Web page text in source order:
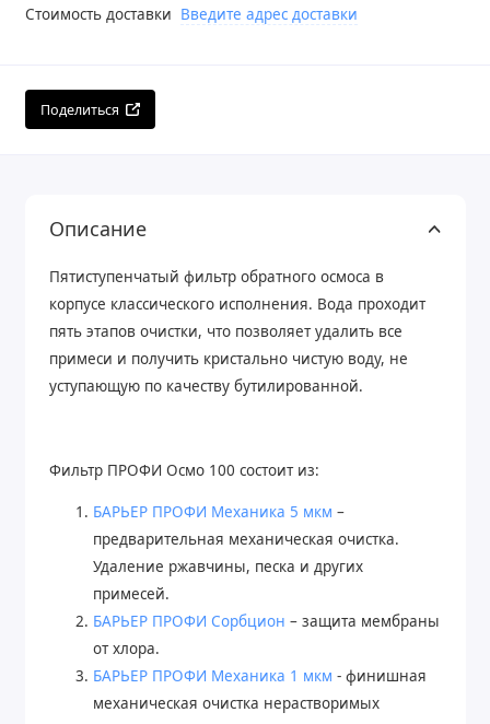
Стоимость доставки Введите адрес доставки
Поделиться
Описание
Пятиступенчатый фильтр обратного осмоса в
корпусе классического исполнения. Вода проходит
пять этапов очистки, что позволяет удалить все
примеси и получить кристально чистую воду, не
уступающую по качеству бутилированной.
Фильтр ПРОФИ Осмо 100 состоит из:
БАРЬЕР ПРОФИ Механика 5 мкм –
предварительная механическая очистка.
Удаление ржавчины, песка и других
примесей.
БАРЬЕР ПРОФИ Сорбцион – защита мембраны
от хлора.
БАРЬЕР ПРОФИ Механика 1 мкм - финишная
механическая очистка нерастворимых